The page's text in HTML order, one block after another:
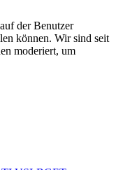
der Benutzer
können. Wir sind seit
moderiert, um